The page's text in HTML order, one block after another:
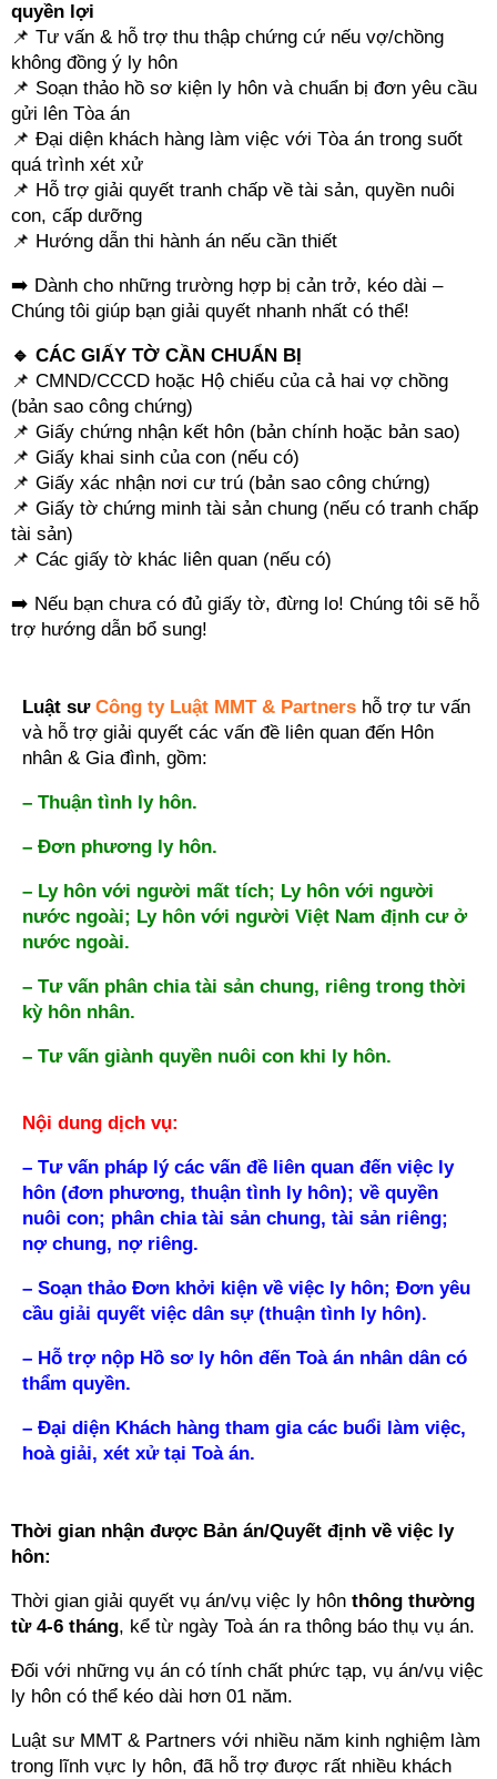
quyền lợi
📌 Tư vấn & hỗ trợ thu thập chứng cứ nếu vợ/chồng
không đồng ý ly hôn
📌 Soạn thảo hồ sơ kiện ly hôn và chuẩn bị đơn yêu cầu
gửi lên Tòa án
📌 Đại diện khách hàng làm việc với Tòa án trong suốt
quá trình xét xử
📌 Hỗ trợ giải quyết tranh chấp về tài sản, quyền nuôi
con, cấp dưỡng
📌 Hướng dẫn thi hành án nếu cần thiết
➡️ Dành cho những trường hợp bị cản trở, kéo dài –
Chúng tôi giúp bạn giải quyết nhanh nhất có thể!
🔹 CÁC GIẤY TỜ CẦN CHUẨN BỊ
📌 CMND/CCCD hoặc Hộ chiếu của cả hai vợ chồng
(bản sao công chứng)
📌 Giấy chứng nhận kết hôn (bản chính hoặc bản sao)
📌 Giấy khai sinh của con (nếu có)
📌 Giấy xác nhận nơi cư trú (bản sao công chứng)
📌 Giấy tờ chứng minh tài sản chung (nếu có tranh chấp
tài sản)
📌 Các giấy tờ khác liên quan (nếu có)
➡️ Nếu bạn chưa có đủ giấy tờ, đừng lo! Chúng tôi sẽ hỗ
trợ hướng dẫn bổ sung!
Luật sư Công ty Luật MMT & Partners hỗ trợ tư vấn
và hỗ trợ giải quyết các vấn đề liên quan đến Hôn
nhân & Gia đình, gồm:
– Thuận tình ly hôn.
– Đơn phương ly hôn.
– Ly hôn với người mất tích; Ly hôn với người
nước ngoài; Ly hôn với người Việt Nam định cư ở
nước ngoài.
– Tư vấn phân chia tài sản chung, riêng trong thời
kỳ hôn nhân.
– Tư vấn giành quyền nuôi con khi ly hôn.
Nội dung dịch vụ:
– Tư vấn pháp lý các vấn đề liên quan đến việc ly
hôn (đơn phương, thuận tình ly hôn); về quyền
nuôi con; phân chia tài sản chung, tài sản riêng;
nợ chung, nợ riêng.
– Soạn thảo Đơn khởi kiện về việc ly hôn; Đơn yêu
cầu giải quyết việc dân sự (thuận tình ly hôn).
– Hỗ trợ nộp Hồ sơ ly hôn đến Toà án nhân dân có
thẩm quyền.
– Đại diện Khách hàng tham gia các buổi làm việc,
hoà giải, xét xử tại Toà án.
Thời gian nhận được Bản án/Quyết định về việc ly
hôn:
Thời gian giải quyết vụ án/vụ việc ly hôn thông thường
từ 4-6 tháng, kể từ ngày Toà án ra thông báo thụ vụ án.
Đối với những vụ án có tính chất phức tạp, vụ án/vụ việc
ly hôn có thể kéo dài hơn 01 năm.
Luật sư MMT & Partners với nhiều năm kinh nghiệm làm
trong lĩnh vực ly hôn, đã hỗ trợ được rất nhiều khách